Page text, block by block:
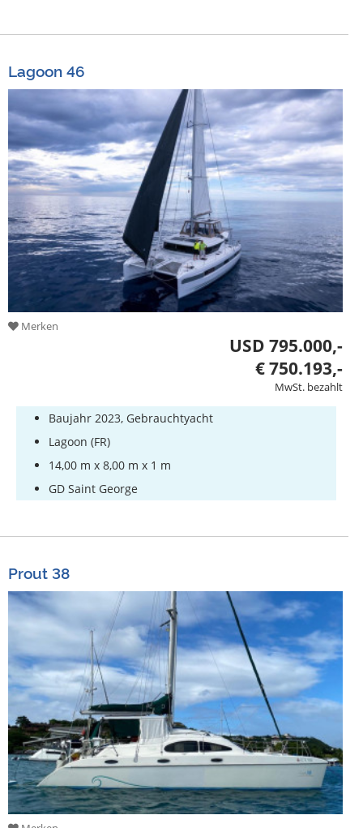
Lagoon 46
Merken
USD 795.000,-
€ 750.193,-
MwSt. bezahlt
Baujahr 2023, Gebrauchtyacht
Lagoon (FR)
14,00 m x 8,00 m x 1 m
GD Saint George
Prout 38